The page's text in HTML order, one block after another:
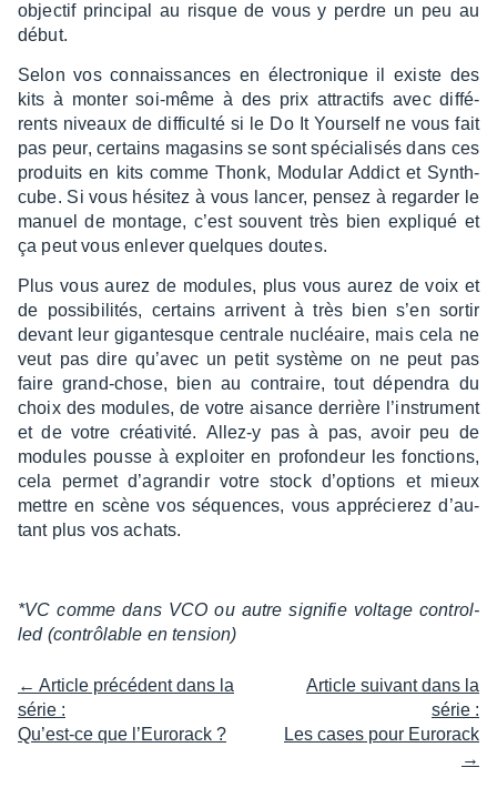
objec­tif prin­ci­pal au risque de vous y perdre un peu au
début.
Selon vos connais­sances en élec­tro­nique il existe des
kits à monter soi-même à des prix attrac­tifs avec diffé­
rents niveaux de diffi­culté si le Do It Your­self ne vous fait
pas peur, certains maga­sins se sont spécia­li­sés dans ces
produits en kits comme Thonk, Modu­lar Addict et Synth­
cube. Si vous hési­tez à vous lancer, pensez à regar­der le
manuel de montage, c’est souvent très bien expliqué et
ça peut vous enle­ver quelques doutes.
Plus vous aurez de modules, plus vous aurez de voix et
de possi­bi­li­tés, certains arrivent à très bien s’en sortir
devant leur gigan­tesque centrale nucléaire, mais cela ne
veut pas dire qu’avec un petit système on ne peut pas
faire grand-chose, bien au contraire, tout dépen­dra du
choix des modules, de votre aisance derrière l’ins­tru­ment
et de votre créa­ti­vité. Allez-y pas à pas, avoir peu de
modules pousse à exploi­ter en profon­deur les fonc­tions,
cela permet d’agran­dir votre stock d’op­tions et mieux
mettre en scène vos séquences, vous appré­cie­rez d’au­
tant plus vos achats.
*VC comme dans VCO ou autre signi­fie voltage control­
led (contrô­lable en tension)
← Article précédent dans la
série :
Qu’est-ce que l’Eurorack ?
Article suivant dans la
série :
Les cases pour Eurorack
→